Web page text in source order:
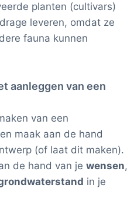
planten (cultivars)
leveren, omdat ze
fauna kunnen
aanleggen van een
van een
en maak aan de hand
(of laat dit maken).
de hand van je wensen,
in je